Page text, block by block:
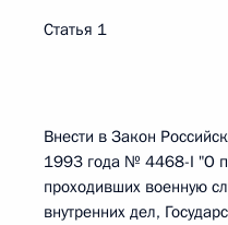
Статья 1
Внести в Закон
1993 года № 4468-I "О
проходивших военную
внутренних дел,